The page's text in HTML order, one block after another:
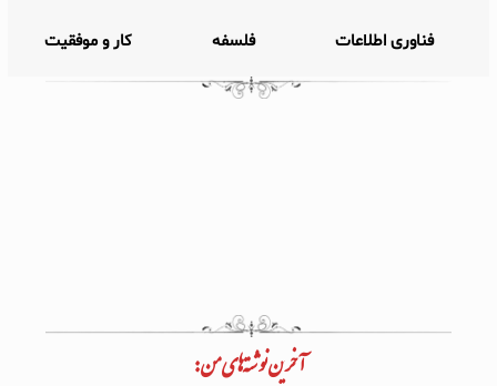
فناوری اطلاعات فلسفه کار و موفقیت
آخرین نوشته‌های من: